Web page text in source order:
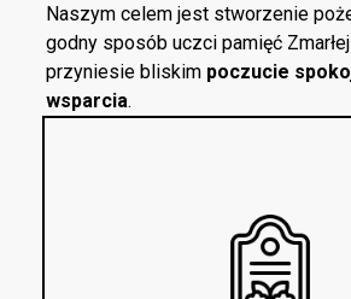
Naszym celem jest stworzenie
godny sposób uczci pamięć
przyniesie bliskim poczucie
wsparcia.